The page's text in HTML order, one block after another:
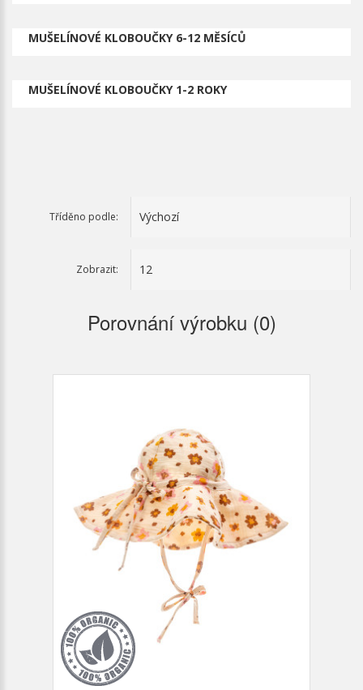
MUŠELÍNOVÉ KLOBOUČKY 6-12 MĚSÍCŮ
MUŠELÍNOVÉ KLOBOUČKY 1-2 ROKY
Tříděno podle:
Zobrazit:
Porovnání výrobku (0)